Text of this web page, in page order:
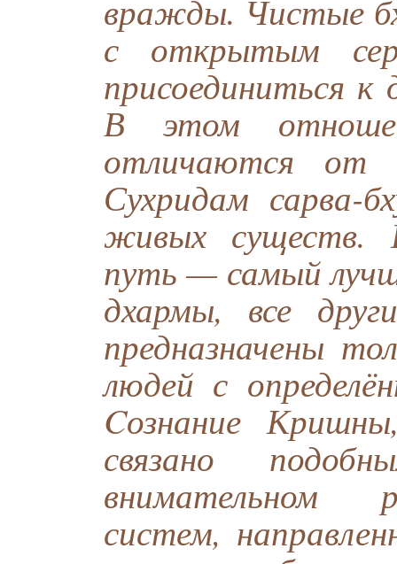
вражды. Чистые
с открытым
присоединиться
В этом
отличаются от
Сухридам сарва-
живых существ.
путь — самый
дхармы, все
предназначены
людей с
Cознание
связано
внимательном
систем,